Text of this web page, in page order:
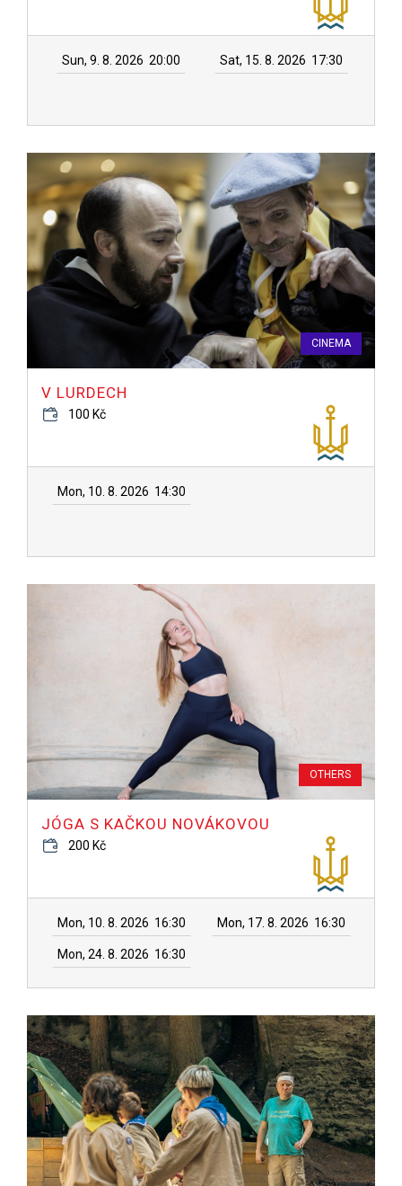
Sun, 9. 8. 2026 20:00 Sat, 15. 8. 2026 17:30
CINEMA
V LURDECH
100 Kč
Mon, 10. 8. 2026 14:30
OTHERS
JÓGA S KAČKOU NOVÁKOVOU
200 Kč
Mon, 10. 8. 2026 16:30 Mon, 17. 8. 2026 16:30
Mon, 24. 8. 2026 16:30